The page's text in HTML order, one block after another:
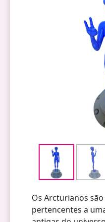
Os Arcturianos
pertencentes a